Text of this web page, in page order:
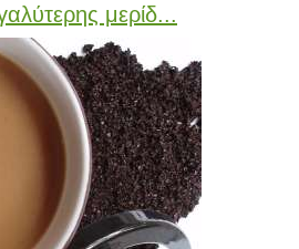
μερίδ...